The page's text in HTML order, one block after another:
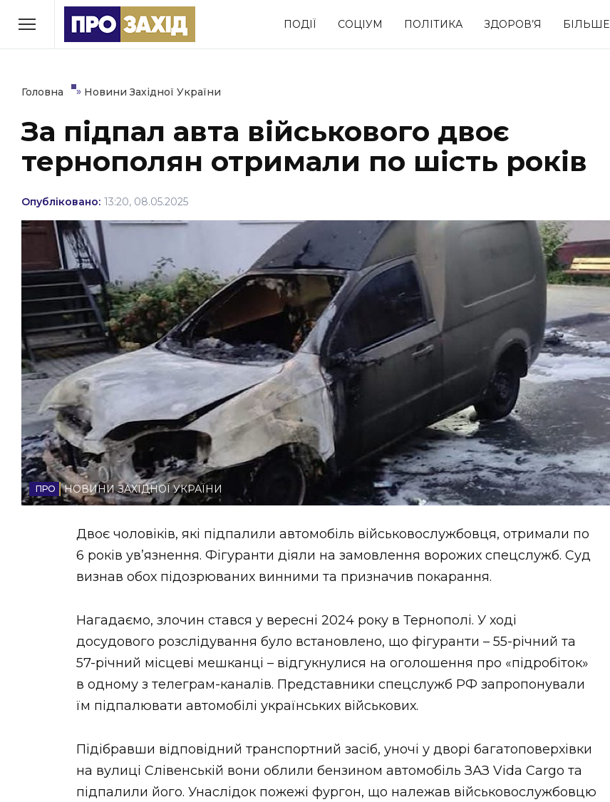
ПОДІЇ СОЦІУМ ПОЛІТИКА ЗДОРОВ’Я БІЛЬШЕ
РУБРИКИ
Економіка Здоров’я
Політика Соціум Спорт
Втрачений Ужгород
(відеоверсія)
ЗАКАРПАТСЬКІ НОВИНИ
НОВИНИ ЗАХІДНОЇ УКРАЇНИ
ФОТО
ВІДЕО
Головна » Новини Західної України
За підпал авта військового двоє
тернополян отримали по шість років
Опубліковано: 13:20, 08.05.2025
НОВИНИ ЗАХІДНОЇ УКРАЇНИ
Двоє чоловіків, які підпалили автомобіль військовослужбовця, отримали по
6 років ув’язнення. Фігуранти діяли на замовлення ворожих спецслужб. Суд
визнав обох підозрюваних винними та призначив покарання.
Нагадаємо, злочин стався у вересні 2024 року в Тернополі. У ході
досудового розслідування було встановлено, що фігуранти – 55-річний та
57-річний місцеві мешканці – відгукнулися на оголошення про «підробіток»
в одному з телеграм-каналів. Представники спецслужб РФ запропонували
їм підпалювати автомобілі українських військових.
Підібравши відповідний транспортний засіб, уночі у дворі багатоповерхівки
на вулиці Слівенській вони облили бензином автомобіль ЗАЗ Vida Cargo та
підпалили його. Унаслідок пожежі фургон, що належав військовослужбовцю